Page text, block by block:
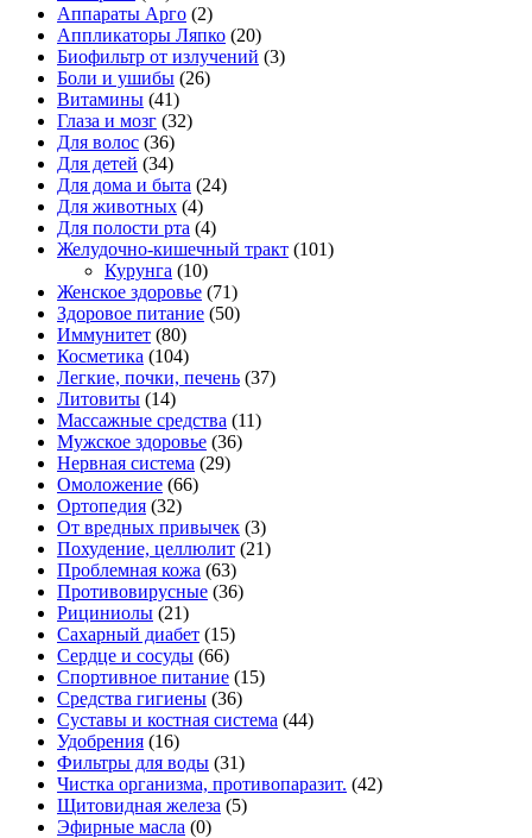
Аппараты Арго (2)
Аппликаторы Ляпко (20)
Биофильтр от излучений (3)
Боли и ушибы (26)
Витамины (41)
Глаза и мозг (32)
Для волос (36)
Для детей (34)
Для дома и быта (24)
Для животных (4)
Для полости рта (4)
Желудочно-кишечный тракт (101)
Курунга (10)
Женское здоровье (71)
Здоровое питание (50)
Иммунитет (80)
Косметика (104)
Легкие, почки, печень (37)
Литовиты (14)
Массажные средства (11)
Мужское здоровье (36)
Нервная система (29)
Омоложение (66)
Ортопедия (32)
От вредных привычек (3)
Похудение, целлюлит (21)
Проблемная кожа (63)
Противовирусные (36)
Рициниолы (21)
Сахарный диабет (15)
Сердце и сосуды (66)
Спортивное питание (15)
Средства гигиены (36)
Суставы и костная система (44)
Удобрения (16)
Фильтры для воды (31)
Чистка организма, противопаразит. (42)
Щитовидная железа (5)
Эфирные масла (0)